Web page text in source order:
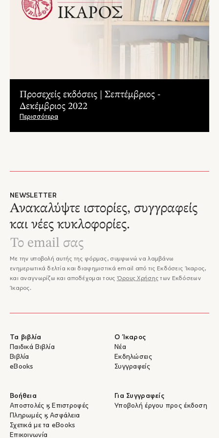
Προσεχείς εκδόσεις | Σεπτέμβριος -
Δεκέμβριος 2022
Περισσότερα
NEWSLETTER
Ανακαλύψτε ιστορίες, συγγραφείς
και νέες κυκλοφορίες.
Με την υποβολή αυτής της φόρμας, συμφωνώ να λαμβάνω
ενημερωτικά δελτία και διαφημιστικά email από τις Εκδόσεις Ίκαρος,
και αναγνωρίζω και αποδέχομαι τους Όρους Χρήσης των Εκδόσεων
Ίκαρος.
Τα βιβλία
Παιδικά Βιβλία
Βιβλία
eBooks
Ο Ίκαρος
Νέα
Εκδηλώσεις
Συγγραφείς
Βοήθεια
Αποστολές & Επιστροφές
Πληρωμές & Ασφάλεια
Σχετικά με τα eBooks
Επικοινωνία
Για Συγγραφείς
Υποβολή έργου προς έκδοση